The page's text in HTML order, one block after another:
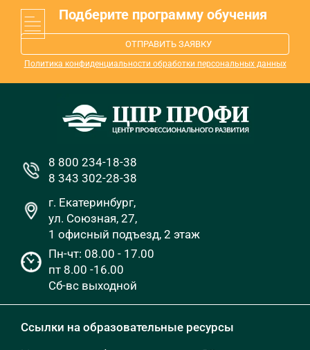
Подберите программу обучения
ОТПРАВИТЬ ЗАЯВКУ
Политика конфиденциальности обработки персональных данных
8 800 234-18-38
8 343 302-28-38
г. Екатеринбург,
ул. Союзная, 27,
1 офисный подъезд, 2 этаж
Пн-чт: 08.00 - 17.00
пт 8.00 -16.00
Сб-вс выходной
Ссылки на образовательные ресурсы